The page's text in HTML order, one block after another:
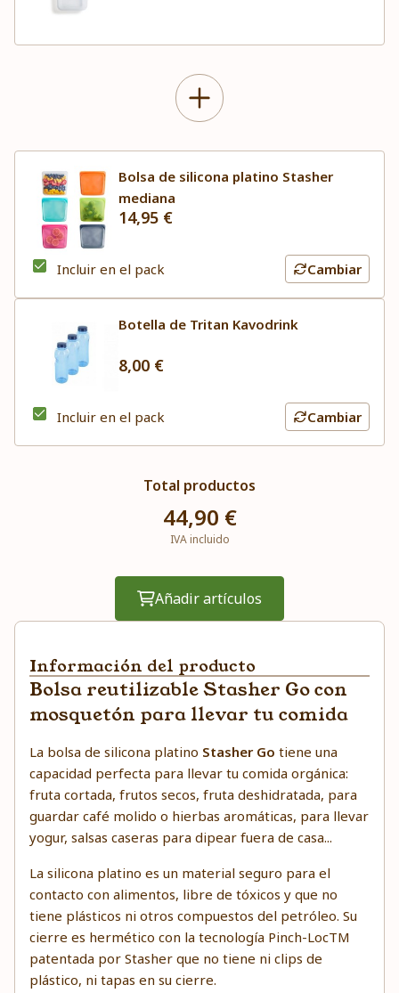
Bolsa de silicona platino Stasher
mediana
14,95 €
Incluir en el pack Cambiar
Botella de Tritan Kavodrink
8,00 €
Incluir en el pack Cambiar
Total productos
44,90 €
IVA incluido
Añadir artículos
Información del producto
Bolsa reutilizable Stasher Go con
mosquetón para llevar tu comida
La bolsa de silicona platino Stasher Go tiene una
capacidad perfecta para llevar tu comida orgánica:
fruta cortada, frutos secos, fruta deshidratada, para
guardar café molido o hierbas aromáticas, para llevar
yogur, salsas caseras para dipear fuera de casa...
La silicona platino es un material seguro para el
contacto con alimentos, libre de tóxicos y que no
tiene plásticos ni otros compuestos del petróleo. Su
cierre es hermético con la tecnología Pinch-LocTM
patentada por Stasher que no tiene ni clips de
plástico, ni tapas en su cierre.